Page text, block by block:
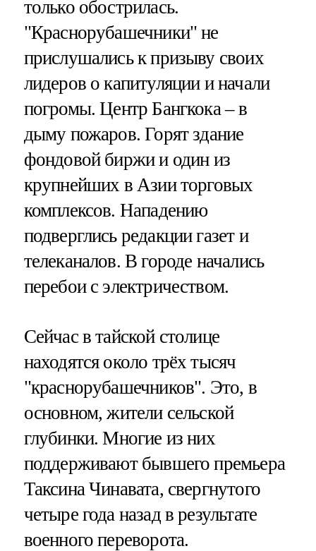
только обострилась.
"Краснорубашечники" не
прислушались к призыву своих
лидеров о капитуляции и начали
погромы. Центр Бангкока – в
дыму пожаров. Горят здание
фондовой биржи и один из
крупнейших в Азии торговых
комплексов. Нападению
подверглись редакции газет и
телеканалов. В городе начались
перебои с электричеством.
Сейчас в тайской столице
находятся около трёх тысяч
"краснорубашечников". Это, в
основном, жители сельской
глубинки. Многие из них
поддерживают бывшего премьера
Таксина Чинавата, свергнутого
четыре года назад в результате
военного переворота.